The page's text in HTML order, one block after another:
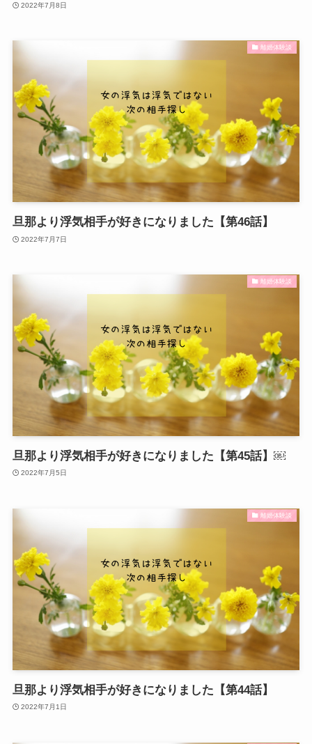
2022年7月8日
離婚体験談
旦那より浮気相手が好きになりました【第46話】
2022年7月7日
離婚体験談
旦那より浮気相手が好きになりました【第45話】￼
2022年7月5日
離婚体験談
旦那より浮気相手が好きになりました【第44話】
2022年7月1日